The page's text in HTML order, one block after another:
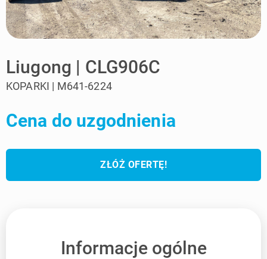
Liugong | CLG906C
KOPARKI | M641-6224
Cena do uzgodnienia
ZŁÓŻ OFERTĘ!
Informacje ogólne